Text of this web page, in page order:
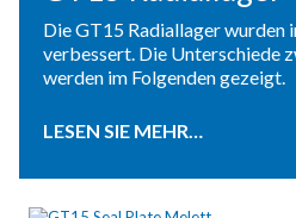
Die GT15 Radiallager wurden
verbessert. Die Unterschiede
werden im Folgenden gezeigt.
LESEN SIE MEHR…